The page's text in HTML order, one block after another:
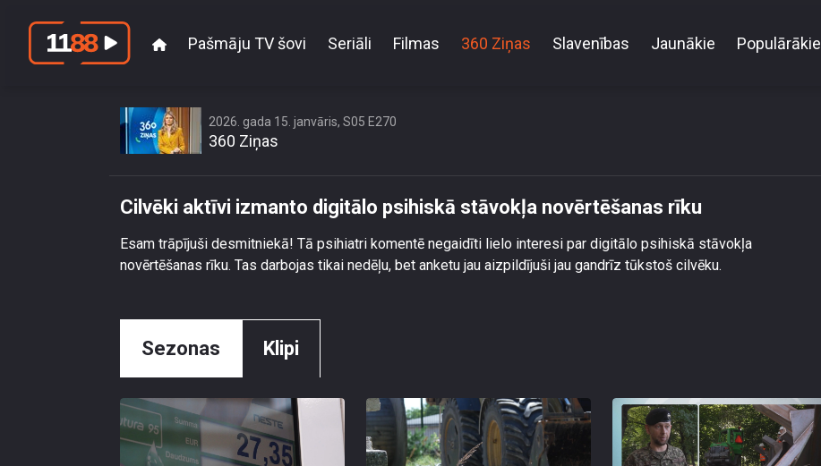
Pašmāju TV šovi Seriāli Filmas 360 Ziņas Slavenības Jaunākie Populārākie
2026. gada 15. janvāris, S05 E270
360 Ziņas
Cilvēki aktīvi izmanto digitālo psihiskā stāvokļa novērtēšanas rīku
Esam trāpījuši desmitniekā! Tā psihiatri komentē negaidīti lielo interesi par digitālo psihiskā stāvokļa
novērtēšanas rīku. Tas darbojas tikai nedēļu, bet anketu jau aizpildījuši jau gandrīz tūkstoš cilvēku.
Sezonas Klipi